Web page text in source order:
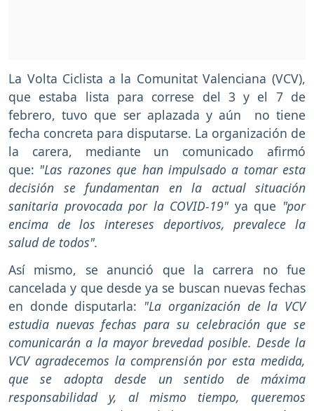
La Volta Ciclista a la Comunitat Valenciana (VCV),
que estaba lista para correse del 3 y el 7 de
febrero, tuvo que ser aplazada y aún no tiene
fecha concreta para disputarse. La organización de
la carera, mediante un comunicado afirmó
que: "Las razones que han impulsado a tomar esta
decisión se fundamentan en la actual situación
sanitaria provocada por la COVID-19" ya que "por
encima de los intereses deportivos, prevalece la
salud de todos".
Así mismo, se anunció que la carrera no fue
cancelada y que desde ya se buscan nuevas fechas
en donde disputarla: "La organización de la VCV
estudia nuevas fechas para su celebración que se
comunicarán a la mayor brevedad posible. Desde la
VCV agradecemos la comprensión por esta medida,
que se adopta desde un sentido de máxima
responsabilidad y, al mismo tiempo, queremos